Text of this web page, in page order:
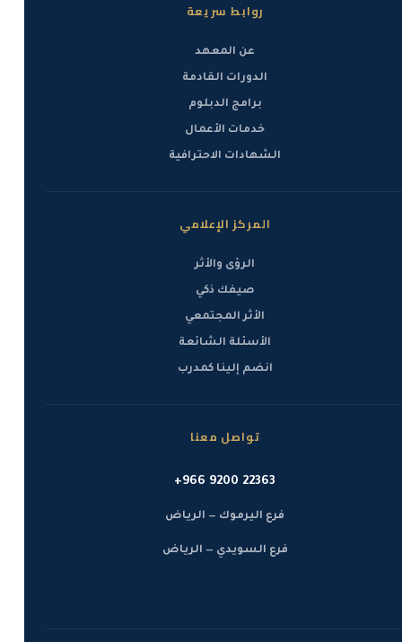
روابط سريعة
عن المعهد
الدورات القادمة
برامج الدبلوم
خدمات الأعمال
الشهادات الاحترافية
المركز الإعلامي
الرؤى والأثر
صيفك ذكي
الأثر المجتمعي
الأسئلة الشائعة
انضم إلينا كمدرب
تواصل معنا
+966 9200 22363
فرع اليرموك — الرياض
فرع السويدي — الرياض